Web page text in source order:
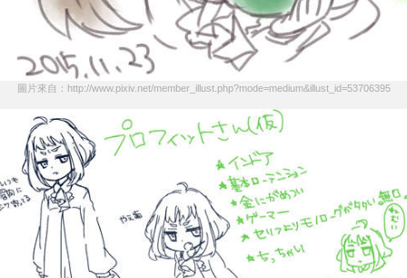
圖片來自：http://www.pixiv.net/member_illust.php?mode=medium&illust_id=53706395